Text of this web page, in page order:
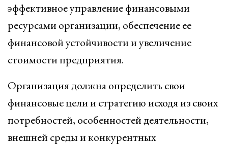
эффективное управление финансовыми
ресурсами организации, обеспечение ее
финансовой устойчивости и увеличение
стоимости предприятия.
Организация должна определить свои
финансовые цели и стратегию исходя из своих
потребностей, особенностей деятельности,
внешней среды и конкурентных